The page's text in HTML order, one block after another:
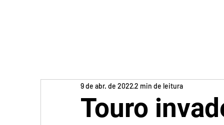
Touro
9 de abr. de 20222 min de leitura